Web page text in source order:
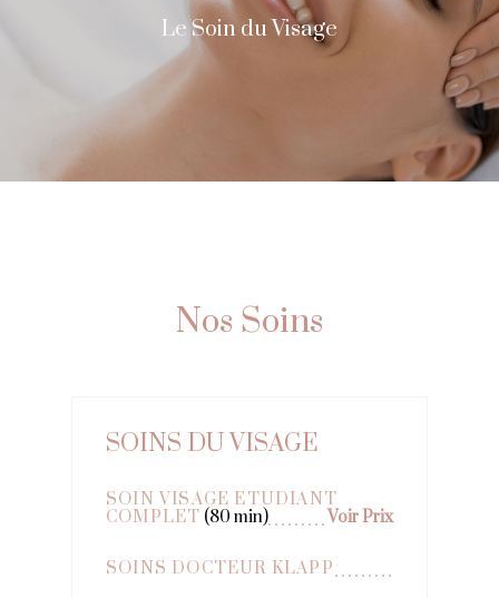
Le Soin du Visage
Nos Soins
SOINS DU VISAGE
SOIN VISAGE ETUDIANT
COMPLET (80 min) Voir Prix
SOINS DOCTEUR KLAPP